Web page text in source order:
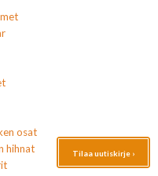
osat
hihnat
Tilaa uutiskirje ›